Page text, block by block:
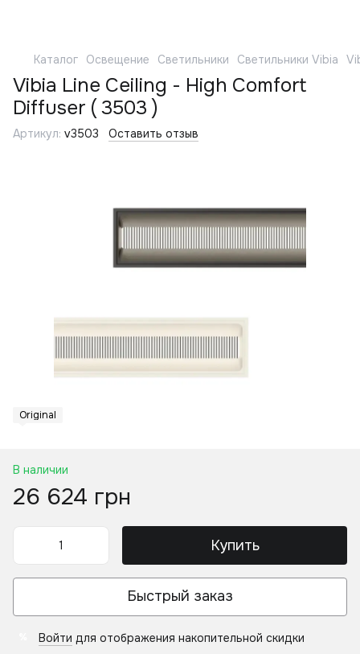
Каталог Освещение Светильники Светильники Vibia
Vibia Line Ceiling - High Comfort
Diffuser ( 3503 )
Артикул: v3503 Оставить отзыв
Original
В наличии
26 624 грн
Купить
Быстрый заказ
Войти для отображения накопительной скидки